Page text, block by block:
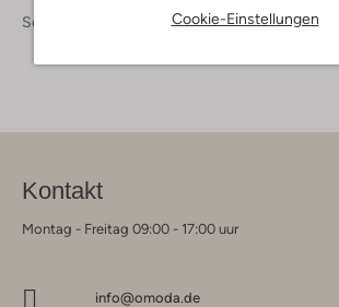
Cookie-Einstellungen
Schuhe Sneaker Herren
Kontakt
Montag - Freitag 09:00 - 17:00 uur
info@omoda.de